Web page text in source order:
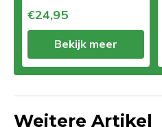
€24,95
Bekijk meer
Weitere Artikel